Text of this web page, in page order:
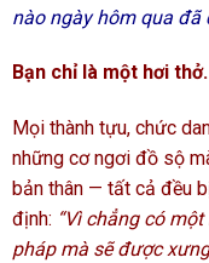
nào ngày hôm qua đã
Bạn chỉ là một hơi thở.
Mọi thành tựu, chức
những cơ ngơi đồ sộ
bản thân — tất cả đều
định: “Vì chẳng có
pháp mà sẽ được